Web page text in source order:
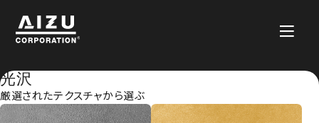
光沢
厳選されたテクスチャから選ぶ